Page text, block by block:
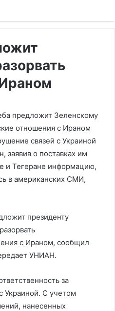
предложит Зеленскому
отношения с Ираном
связей с Украиной
заявив о поставках им
и Тегеране информацию,
в американских СМИ,
президенту
с Ираном, сообщил
УНИАН.
за
Украиной. С учетом
нанесенных